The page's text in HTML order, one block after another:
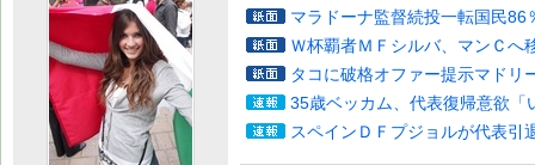
マラドーナ監督続投一転国民86
Ｗ杯覇者ＭＦシルバ、マンＣへ
タコに破格オファー提示マドリ
35歳ベッカム、代表復帰意欲「
スペインＤＦプジョルが代表引